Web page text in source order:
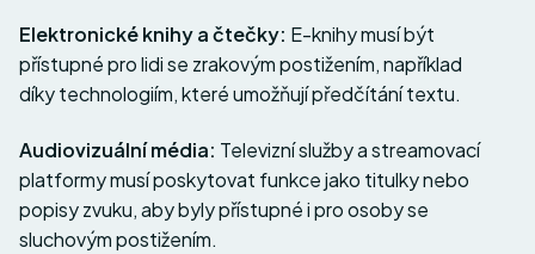
Elektronické knihy a čtečky: E-knihy musí být
přístupné pro lidi se zrakovým postižením, například
díky technologiím, které umožňují předčítání textu.
Audiovizuální média: Televizní služby a streamovací
platformy musí poskytovat funkce jako titulky nebo
popisy zvuku, aby byly přístupné i pro osoby se
sluchovým postižením.